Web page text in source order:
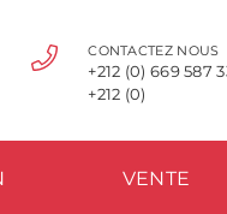
CONTACTEZ NOUS
+212 (0) 669 587
+212 (0)
VENTE